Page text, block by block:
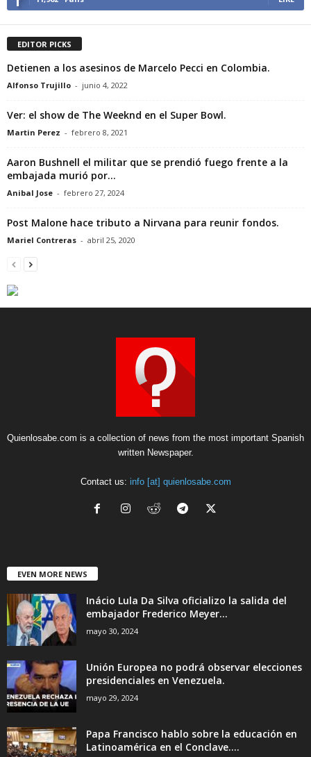
EDITOR PICKS
Detienen a los asesinos de Marcelo Pecci en Colombia.
Alfonso Trujillo - junio 4, 2022
Ver: el show de The Weeknd en el Super Bowl.
Martin Perez - febrero 8, 2021
Aaron Bushnell el militar que se prendió fuego frente a la
embajada murió por...
Anibal Jose - febrero 27, 2024
Post Malone hace tributo a Nirvana para reunir fondos.
Mariel Contreras - abril 25, 2020
Quienlosabe.com is a collection of news from the most important Spanish
written Newspaper.
Contact us: info [at] quienlosabe.com
EVEN MORE NEWS
Inácio Lula Da Silva oficializo la salida del
embajador Frederico Meyer...
mayo 30, 2024
Unión Europea no podrá observar elecciones
presidenciales en Venezuela.
mayo 29, 2024
Papa Francisco hablo sobre la educación en
Latinoamérica en el Conclave....